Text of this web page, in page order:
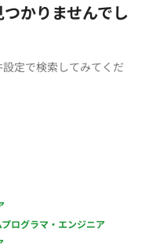
かりませんでし
定で検索してみてくだ
ログラマ・エンジニア